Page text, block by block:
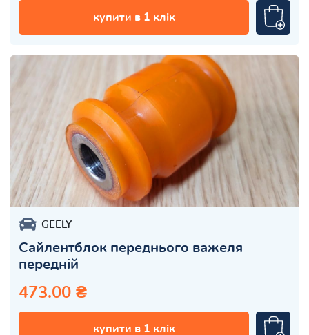
купити в 1 клік
GEELY
Сайлентблок переднього важеля
передній
473.00 ₴
купити в 1 клік